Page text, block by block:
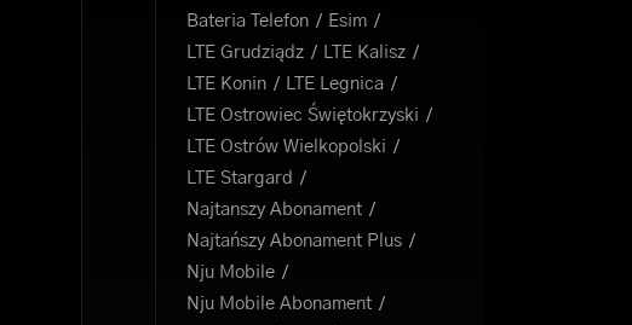
Bateria Telefon
Esim
LTE Grudziądz
LTE Kalisz
LTE Konin
LTE Legnica
LTE Ostrowiec Świętokrzyski
LTE Ostrów Wielkopolski
LTE Stargard
Najtanszy Abonament
Najtańszy Abonament Plus
Nju Mobile
Nju Mobile Abonament